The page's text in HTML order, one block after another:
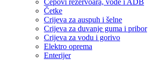
Čepovi rezervoara, vode i ADB
Četke
Crijeva za auspuh i šelne
Crijeva za duvanje guma i pribor
Crijeva za vodu i gorivo
Elektro oprema
Enterijer